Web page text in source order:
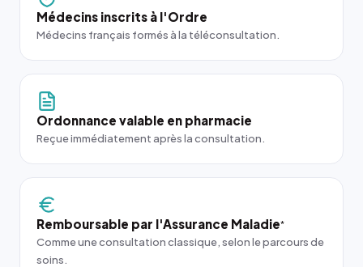
Médecins inscrits à l'Ordre
Médecins français formés à la téléconsultation.
Ordonnance valable en pharmacie
Reçue immédiatement après la consultation.
Remboursable par l'Assurance Maladie*
Comme une consultation classique, selon le parcours de
soins.